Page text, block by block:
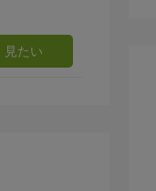
見たい